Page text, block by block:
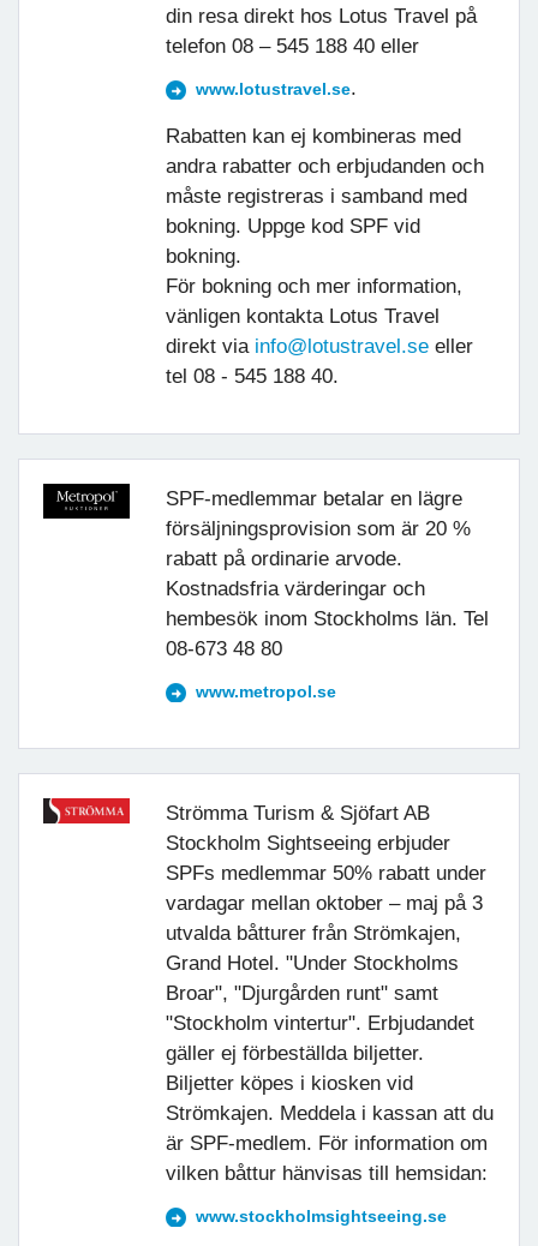
din resa direkt hos Lotus Travel på
telefon 08 – 545 188 40 eller
www.lotustravel.se.
Rabatten kan ej kombineras med
andra rabatter och erbjudanden och
måste registreras i samband med
bokning. Uppge kod SPF vid
bokning.
För bokning och mer information,
vänligen kontakta Lotus Travel
direkt via info@lotustravel.seeller
tel 08 - 545 188 40.
SPF-medlemmar betalar en lägre
försäljningsprovision som är 20 %
rabatt på ordinarie arvode.
Kostnadsfria värderingar och
hembesök inom Stockholms län. Tel
08-673 48 80
www.metropol.se
Strömma Turism & Sjöfart AB
Stockholm Sightseeing erbjuder
SPFs medlemmar 50% rabatt under
vardagar mellan oktober – maj på 3
utvalda båtturer från Strömkajen,
Grand Hotel. "Under Stockholms
Broar", "Djurgården runt" samt
"Stockholm vintertur". Erbjudandet
gäller ej förbeställda biljetter.
Biljetter köpes i kiosken vid
Strömkajen. Meddela i kassan att du
är SPF-medlem. För information om
vilken båttur hänvisas till hemsidan:
www.stockholmsightseeing.se